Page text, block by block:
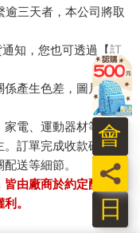
三天者，本公司將取
知，您也可透過【訂
係產生色差，圖片僅供
電、運動器材等）及
。訂單完成收款確認
送等細節。
由廠商於約定配送時
。
日
員
會